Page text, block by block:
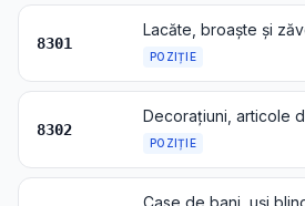
8301
POZIȚIE
8302
POZIȚIE